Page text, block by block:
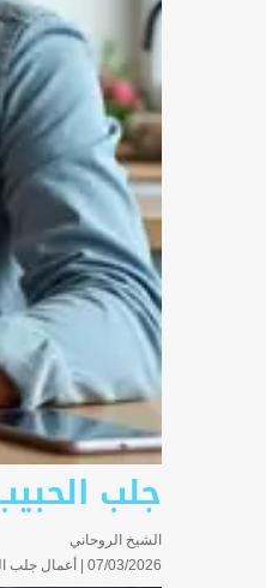
جلب
الشيخ الروحاني
07/03/2026 |
أعمال جلب